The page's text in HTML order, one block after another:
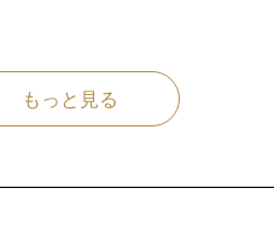
もっと見る